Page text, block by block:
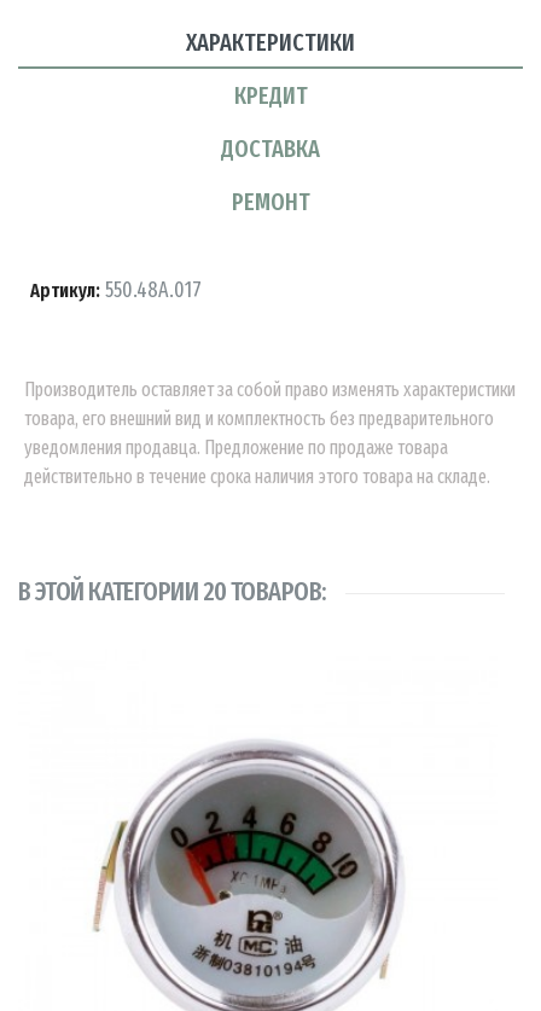
ХАРАКТЕРИСТИКИ
КРЕДИТ
ДОСТАВКА
РЕМОНТ
Артикул: 550.48A.017
Производитель оставляет за собой право изменять характеристики
товара, его внешний вид и комплектность без предварительного
уведомления продавца. Предложение по продаже товара
действительно в течение срока наличия этого товара на складе.
В ЭТОЙ КАТЕГОРИИ 20 ТОВАРОВ: